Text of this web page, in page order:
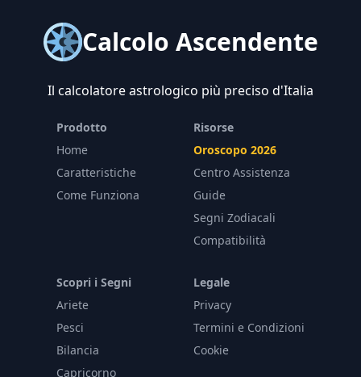
Calcolo Ascendente
Il calcolatore astrologico più preciso d'Italia
Prodotto
Home
Caratteristiche
Come Funziona
Risorse
Oroscopo 2026
Centro Assistenza
Guide
Segni Zodiacali
Compatibilità
Scopri i Segni
Ariete
Pesci
Bilancia
Capricorno
Legale
Privacy
Termini e Condizioni
Cookie